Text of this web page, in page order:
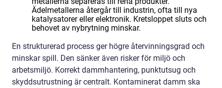
Ädelmetallerna återgår till industrin, ofta till nya
katalysatorer eller elektronik. Kretsloppet sluts och
behovet av nybrytning minskar.
En strukturerad process ger högre återvinningsgrad och
minskar spill. Den sänker även risker för miljö och
arbetsmiljö. Korrekt dammhantering, punktutsug och
skyddsutrustning är centralt. Kontaminerat damm ska